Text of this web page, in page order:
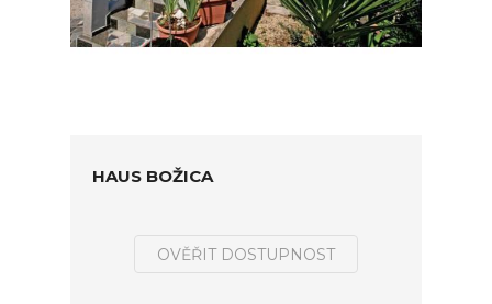
HAUS BOŽICA
OVĚŘIT DOSTUPNOST